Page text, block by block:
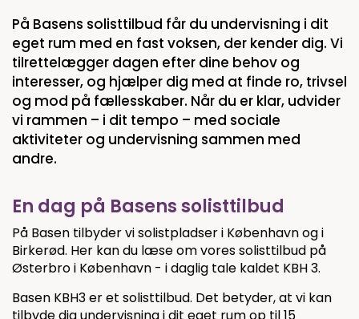
På Basens solisttilbud får du undervisning i dit
eget rum med en fast voksen, der kender dig. Vi
tilrettelægger dagen efter dine behov og
interesser, og hjælper dig med at finde ro, trivsel
og mod på fællesskaber. Når du er klar, udvider
vi rammen – i dit tempo – med sociale
aktiviteter og undervisning sammen med
andre.
En dag på Basens solisttilbud
På Basen tilbyder vi solistpladser i København og i
Birkerød. Her kan du læse om vores solisttilbud på
Østerbro i København - i daglig tale kaldet KBH 3.
Basen KBH3 er et solisttilbud. Det betyder, at vi kan
tilbyde dig undervisning i dit eget rum op til 15